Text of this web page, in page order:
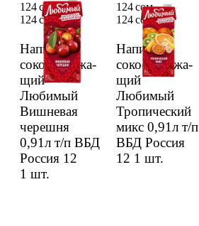
Напиток
сокосо­держа­
щий
Любимый
Вишне­вая
череш­ня
0,91л т/п ВБД
Россия 12
1 шт.
124 сом
124 сом
Напиток
сокосо­держа­
щий
Любимый
Тропи­ческий
микс 0,91л т/п
ВБД Россия
12 1 шт.
124 сом
124 сом